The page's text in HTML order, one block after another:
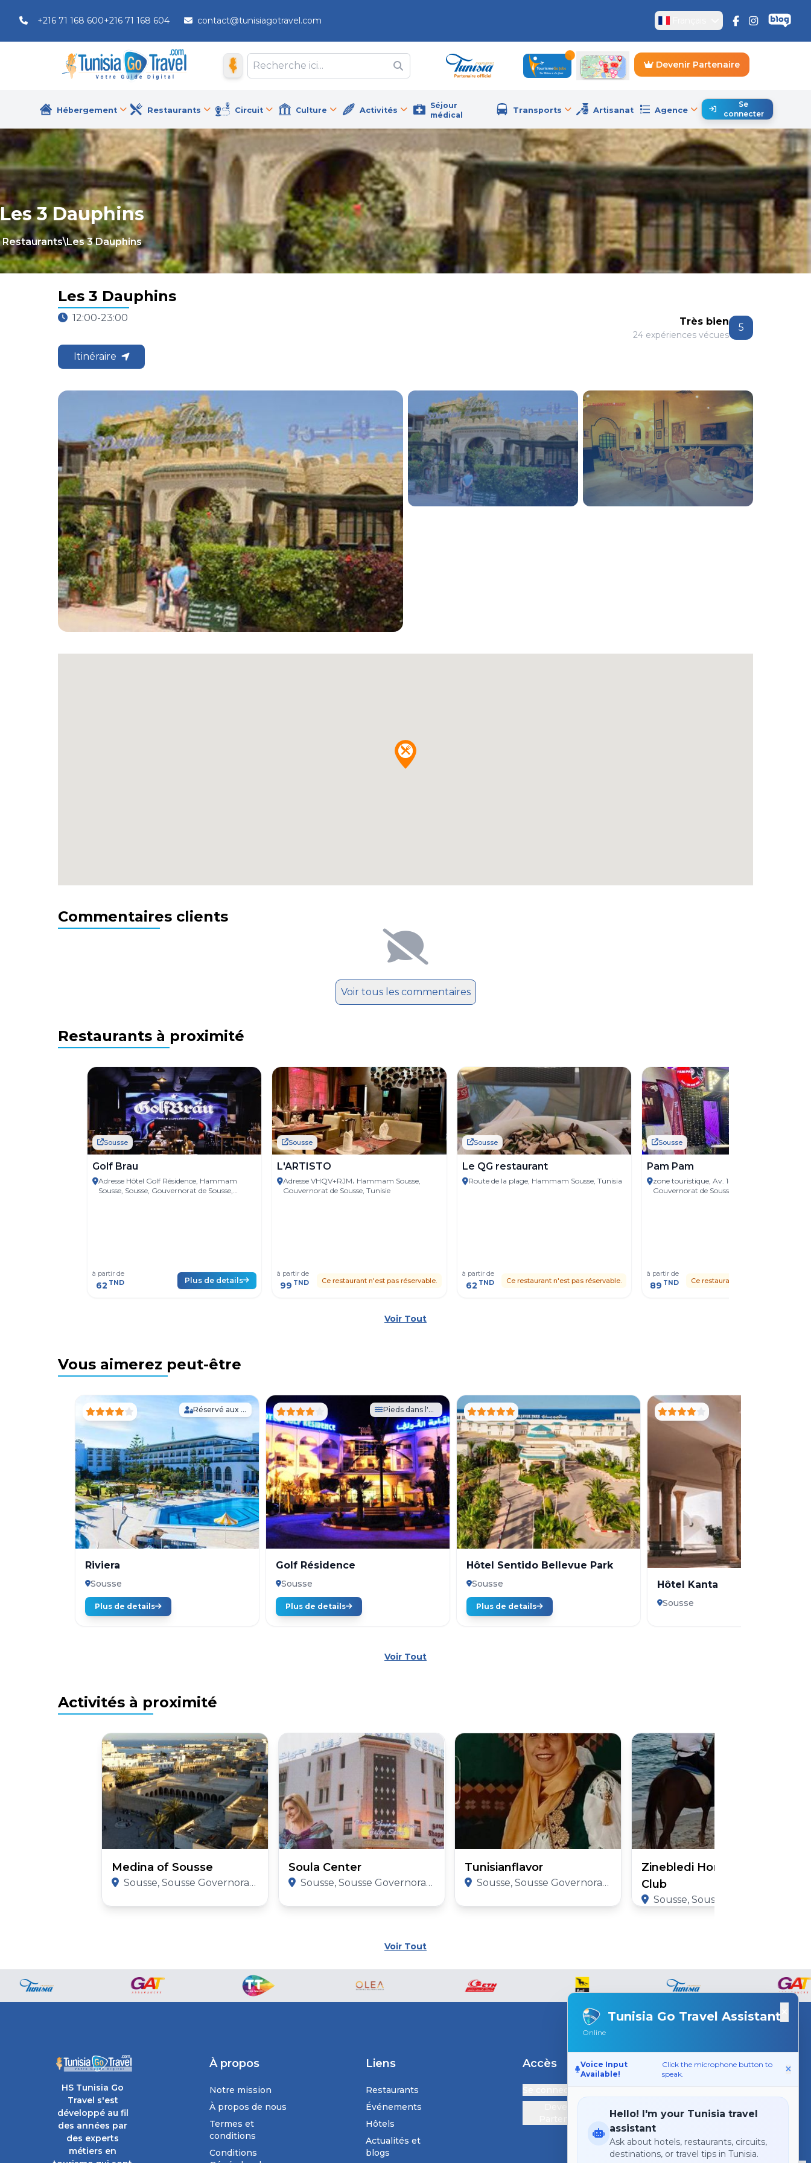
+216 71 168 600+216 71 168 604 contact@tunisiagotravel.com
Devenir Partenaire
Hébergement Restaurants Circuit Culture Activités
Séjour
médical
Transports Artisanat Agence
Se
connecter
Les 3 Dauphins
Restaurants\Les 3 Dauphins
Les 3 Dauphins
12:00-23:00
Itinéraire
Très bien
24 expériences vécues
5
Commentaires clients
Voir tous les commentaires
Restaurants à proximité
Sousse
Golf Brau
Adresse Hôtel Golf Résidence, Hammam
Sousse, Sousse, Gouvernorat de Sousse,
à partir de
62 TND Plus de details
Sousse
L'ARTISTO
Adresse VHQV+RJM، Hammam Sousse,
Gouvernorat de Sousse, Tunisie
à partir de
99 TND Ce restaurant n'est pas réservable.
Sousse
Le QG restaurant
Route de la plage, Hammam Sousse, Tunisia
à partir de
62 TND Ce restaurant n'est pas réservable.
Sousse
Pam Pam
zone touristique, Av. 14 Janvier, Sousse,
Gouvernorat de Sousse, Tunisie
à partir de
89 TND Ce restaurant n'est pas réservable.
Voir Tout
Vous aimerez peut-être
Réservé aux Adultes
Riviera
Sousse
Plus de details
Pieds dans l'eau
Golf Résidence
Sousse
Plus de details
Hôtel Sentido Bellevue Park
Sousse
Plus de details
Hôtel Kanta
Sousse
Voir Tout
Activités à proximité
Medina of Sousse
Sousse, Sousse Governorate
Soula Center
Sousse, Sousse Governorate
Tunisianflavor
Sousse, Sousse Governorate
Zinebledi Horse Riding
Club
Sousse, Sousse Governorate
Voir Tout
Tunisia Go Travel Assistant
Online
Voice Input
Available!
Click the microphone button to
speak.
Hello! I'm your Tunisia travel
assistant
Ask about hotels, restaurants, circuits,
destinations, or travel tips in Tunisia.
HS Tunisia Go
Travel s'est
développé au fil
des années par
des experts
métiers en
À propos
Notre mission
À propos de nous
Termes et
conditions
Conditions
Liens
Restaurants
Événements
Hôtels
Actualités et
blogs
Accès
Devenir
Support